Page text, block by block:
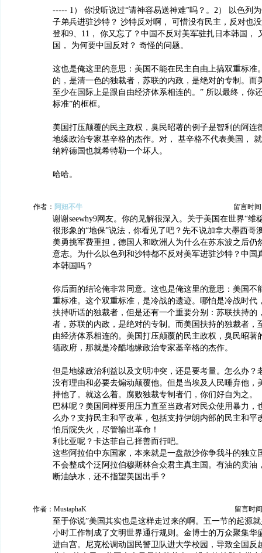
----- 1） 你没听说过“请神容易送神难”吗？。2） 以色列
子弟兵进驻沙特？ 沙特反对啊， 可惜没有民主，反对也
登和9、11， 你又忘了？中国不反对美军驻扎日本韩国，
国， 为何要中国反对？ 奇怪的问题。
这也是俺这里的意思：美国不能在民主自由上搞双重标准
的，是清一色的独裁者，苏联的内政，是绝对的专制。而
至少在国际上是跟自由经济体系相连的。” 所以最终，你
标准”的框框。
美国打压颠覆的民主政权，臭民昭著的例子是智利的阿连
地缘政治专家基辛格的杰作。对， 基辛格不代表美国，
纳粹德国也就希特勒一个坏人。
哈哈。
作者： 阿妞不牛 留言时间
谢谢seewhy9网友。你的见解很深入。关于美国在世界“维
很形象的“地保”说法，你看见了吧？先不说加拿大墨西哥
美勇挑军费重担，德国人和欧洲人为什么在苏东波之后仍
意志。为什么以色列和沙特都不反对美军进驻沙特？中国
本韩国吗？
你后面的结论俺非常同意。这也是俺这里的意思：美国不
重标准。这个双重标准，是冷战的遗迹。哪怕是冷战时代
扶持听话的独裁者，但是还有一个重要分别：苏联扶持的
者，苏联的内政，是绝对的专制。而美国扶持的独裁者，
由经济体系相连的。美国打压颠覆的民主政权，臭民昭著
德政府，那就是冷酷地缘政治专家基辛格的杰作。
但是地缘政治利益以及文明冲突，还是要考量。怎么办？
没有理由和必要去煽动颠覆他。但是当埃及人民唾弃他，
持他了。就这么着。腐败独裁专制者们，你们好自为之。
巴林呢？美国同样要用压力直至当政者对民众使用暴力，
么办？支持民主和平改革，包括支持伊朗内部的民主和平
怕后院失火，尽管输出革命！
利比亚呢？卡达菲自己择善而行吧。
这些阿拉伯中东国家，本来就是一盘散沙你争我斗的独立
不会整成个泛阿拉伯穆斯林合众君主真主国。有油的卖油
断油缺水，还不指望美国出手？
作者：MustaphaK 留言时
至于你说”美国其实也是这样走过来的啊。五一节的起源
小时工作制成了文明世界通行规则。金博士的万众聚集华
进白宫。尼克松调动国民警卫队进大学校园，导致全国反